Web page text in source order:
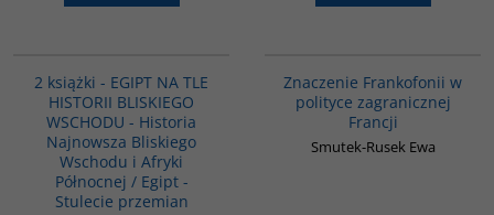
2 książki - EGIPT NA TLE
HISTORII BLISKIEGO
WSCHODU - Historia
Najnowsza Bliskiego
Wschodu i Afryki
Północnej / Egipt -
Stulecie przemian
Znaczenie Frankofonii w
polityce zagranicznej
Francji
Smutek-Rusek Ewa